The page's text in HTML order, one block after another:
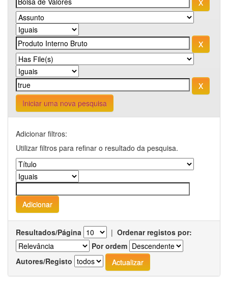
Iniciar uma nova pesquisa
Adicionar filtros:
Utilizar filtros para refinar o resultado da pesquisa.
Resultados/Página | Ordenar registos por:
Por ordem
Autores/Registo